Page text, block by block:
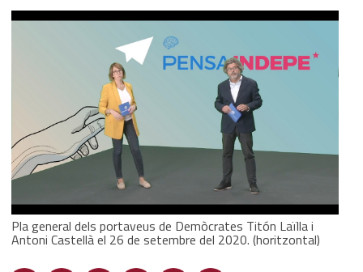
Pla general dels portaveus de Demòcrates Titón Laïlla i
Antoni Castellà el 26 de setembre del 2020. (horitzontal)